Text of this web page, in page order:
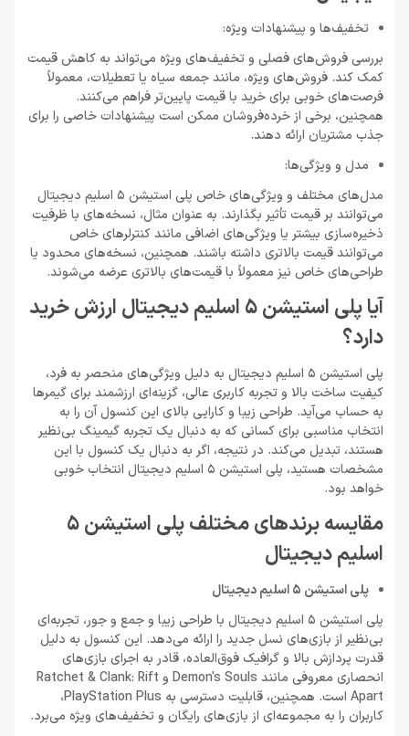
تخفیف‌ها و پیشنهادات ویژه:
بررسی فروش‌های فصلی و تخفیف‌های ویژه می‌تواند به کاهش قیمت
کمک کند. فروش‌های ویژه، مانند جمعه سیاه یا تعطیلات، معمولاً
فرصت‌های خوبی برای خرید با قیمت پایین‌تر فراهم می‌کنند.
همچنین، برخی از خرده‌فروشان ممکن است پیشنهادات خاصی را برای
جذب مشتریان ارائه دهند.
مدل و ویژگی‌ها:
مدل‌های مختلف و ویژگی‌های خاص پلی استیشن 5 اسلیم دیجیتال
می‌توانند بر قیمت تأثیر بگذارند. به عنوان مثال، نسخه‌های با ظرفیت
ذخیره‌سازی بیشتر یا ویژگی‌های اضافی مانند کنترلرهای خاص
می‌توانند قیمت بالاتری داشته باشند. همچنین، نسخه‌های محدود یا
طراحی‌های خاص نیز معمولاً با قیمت‌های بالاتری عرضه می‌شوند.
آیا پلی استیشن 5 اسلیم دیجیتال ارزش خرید
دارد؟
پلی استیشن 5 اسلیم دیجیتال به دلیل ویژگی‌های منحصر به فرد،
کیفیت ساخت بالا و تجربه کاربری عالی، گزینه‌ای ارزشمند برای گیمرها
به حساب می‌آید. طراحی زیبا و کارایی بالای این کنسول آن را به
انتخاب مناسبی برای کسانی که به دنبال یک تجربه گیمینگ بی‌نظیر
هستند، تبدیل می‌کند. در نتیجه، اگر به دنبال یک کنسول با این
مشخصات هستید، پلی استیشن 5 اسلیم دیجیتال انتخاب خوبی
خواهد بود.
مقایسه برندهای مختلف پلی استیشن 5
اسلیم دیجیتال
پلی استیشن 5 اسلیم دیجیتال
پلی استیشن 5 اسلیم دیجیتال با طراحی زیبا و جمع و جور، تجربه‌ای
بی‌نظیر از بازی‌های نسل جدید را ارائه می‌دهد. این کنسول به دلیل
قدرت پردازش بالا و گرافیک فوق‌العاده، قادر به اجرای بازی‌های
انحصاری معروفی مانند Demon's Souls و Ratchet & Clank: Rift
Apart است. همچنین، قابلیت دسترسی به PlayStation Plus،
کاربران را به مجموعه‌ای از بازی‌های رایگان و تخفیف‌های ویژه می‌برد.